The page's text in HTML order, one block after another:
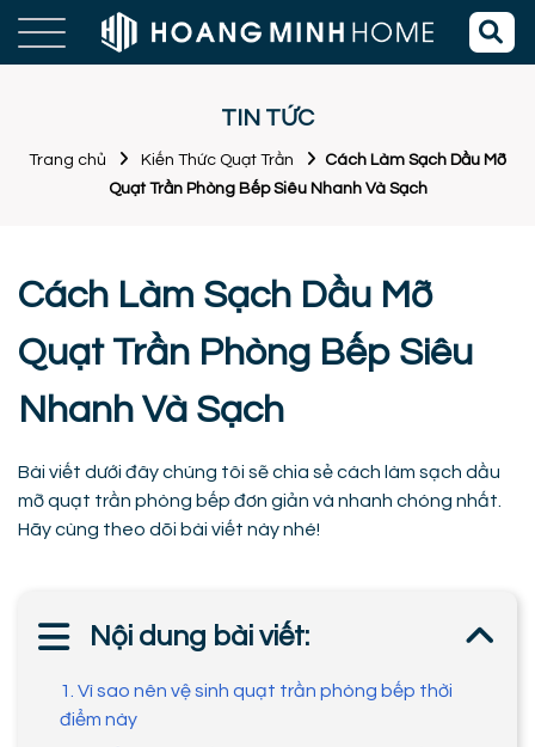
TIN TỨC
Trang chủ Kiến Thức Quạt Trần
Cách Làm Sạch Dầu Mỡ
Quạt Trần Phòng Bếp Siêu Nhanh Và Sạch
Cách Làm Sạch Dầu Mỡ
Quạt Trần Phòng Bếp Siêu
Nhanh Và Sạch
Bài viết dưới đây chúng tôi sẽ chia sẻ cách làm sạch dầu
mỡ quạt trần phòng bếp đơn giản và nhanh chóng nhất.
Hãy cùng theo dõi bài viết này nhé!
Nội dung bài viết:
1. Vì sao nên vệ sinh quạt trần phòng bếp thời
điểm này